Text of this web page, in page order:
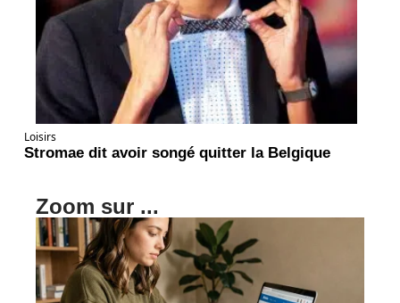
Loisirs
Stromae dit avoir songé quitter la Belgique
Zoom sur ...